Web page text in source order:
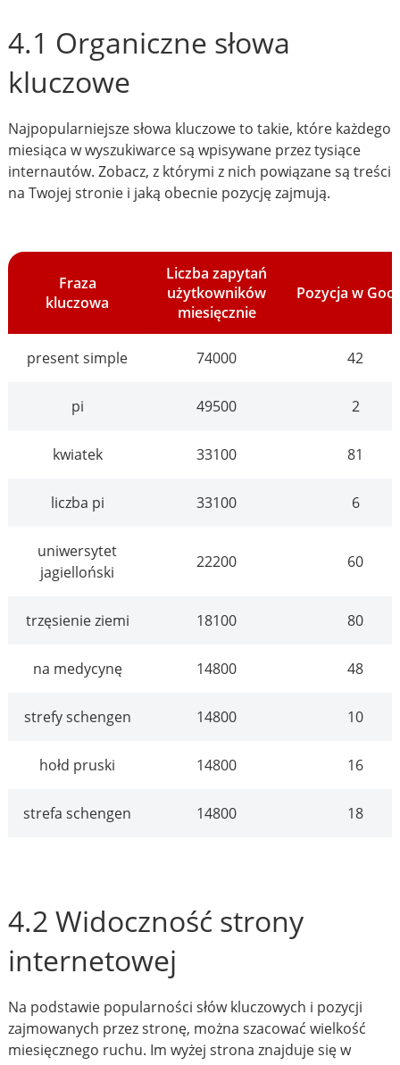
4.1 Organiczne słowa
kluczowe
Najpopularniejsze słowa kluczowe to takie, które każdego
miesiąca w wyszukiwarce są wpisywane przez tysiące
internautów. Zobacz, z którymi z nich powiązane są treści
na Twojej stronie i jaką obecnie pozycję zajmują.
Fraza
kluczowa
Liczba zapytań
użytkowników
miesięcznie
Pozycja w
present simple 74000 42
pi 49500 2
kwiatek 33100 81
liczba pi 33100 6
uniwersytet
jagielloński
22200 60
trzęsienie ziemi 18100 80
na medycynę 14800 48
strefy schengen 14800 10
hołd pruski 14800 16
strefa schengen 14800 18
4.2 Widoczność strony
internetowej
Na podstawie popularności słów kluczowych i pozycji
zajmowanych przez stronę, można szacować wielkość
miesięcznego ruchu. Im wyżej strona znajduje się w